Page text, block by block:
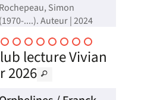
Rochepeau, Simon
(1970-....). Auteur | 2024
Ali est un photojournaliste
kurde et sunnite travaillant
le magazine allemand
Spiegel qui lui
un reportage
le début de l'offensive
contre Daesh à Mossoul.
lecture Vivian
2026